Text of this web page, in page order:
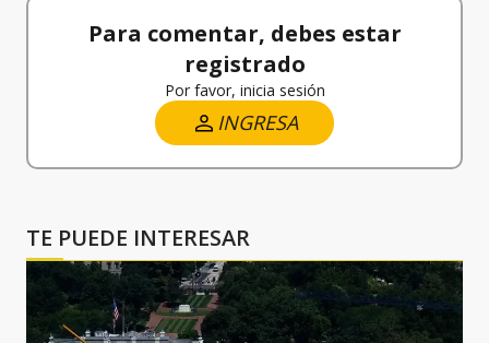
Para comentar, debes estar
registrado
Por favor, inicia sesión
INGRESA
TE PUEDE INTERESAR